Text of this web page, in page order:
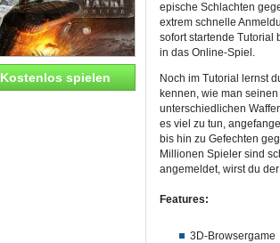
Kostenlos spielen
epische Schlachten
extrem schnelle
sofort startende Tutorial
in das Online-Spiel.
Noch im Tutorial lernst
kennen, wie man
unterschiedlichen
es viel zu tun,
bis hin zu Gefechten
Millionen Spieler sind
angemeldet, wirst du
Features:
3D-Browsergame